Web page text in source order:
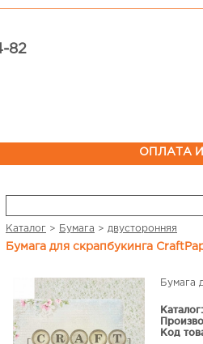
82
ОПЛАТА
Каталог > Бумага > двусторонняя
Бумага для скрапбукинга
Бумага
Каталог:
Код